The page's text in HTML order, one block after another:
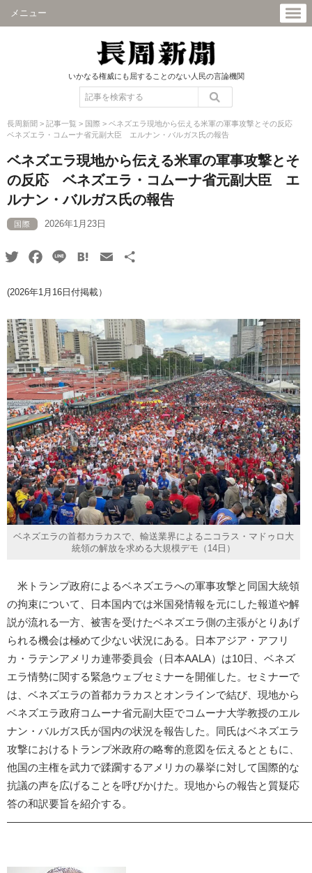
メニュー
いかなる権威にも屈することのない人民の言論機関
長周新聞 > 記事一覧 > 国際 > ベネズエラ現地から伝える米軍の軍事攻撃とその反応
ベネズエラ・コムーナ省元副大臣 エルナン・バルガス氏の報告
ベネズエラ現地から伝える米軍の軍事攻撃とそ
の反応 ベネズエラ・コムーナ省元副大臣 エ
ルナン・バルガス氏の報告
国際 2026年1月23日
TwitterFacebook
Line HatenaEmail
(2026年1月16日付掲載）
ベネズエラの首都カラカスで、輸送業界によるニコラス・マドゥロ大
統領の解放を求める大規模デモ（14日）
米トランプ政府によるベネズエラへの軍事攻撃と同国大統領
の拘束について、日本国内では米国発情報を元にした報道や解
説が流れる一方、被害を受けたベネズエラ側の主張がとりあげ
られる機会は極めて少ない状況にある。日本アジア・アフリ
カ・ラテンアメリカ連帯委員会（日本AALA）は10日、ベネズ
エラ情勢に関する緊急ウェブセミナーを開催した。セミナーで
は、ベネズエラの首都カラカスとオンラインで結び、現地から
ベネズエラ政府コムーナ省元副大臣でコムーナ大学教授のエル
ナン・バルガス氏が国内の状況を報告した。同氏はベネズエラ
攻撃におけるトランプ米政府の略奪的意図を伝えるとともに、
他国の主権を武力で蹂躙するアメリカの暴挙に対して国際的な
抗議の声を広げることを呼びかけた。現地からの報告と質疑応
答の和訳要旨を紹介する。